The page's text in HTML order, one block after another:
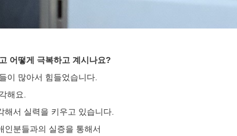
어떻게 극복하고 계시나요?
이 많아서 힘들었습니다.
해요.
서 실력을 키우고 있습니다.
인분들과의 실증을 통해서